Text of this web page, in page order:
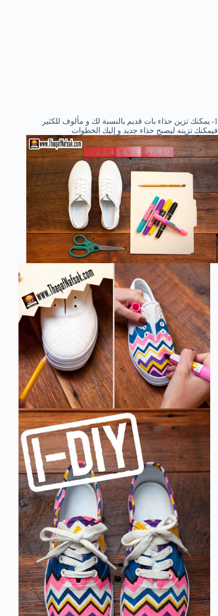
1- يمكنك تزين حذاء بات قديم بالنسبة لك و مألوف للكثير
فيمكنك تزينه ليصبح حذاء جديد و إليك الخطوات